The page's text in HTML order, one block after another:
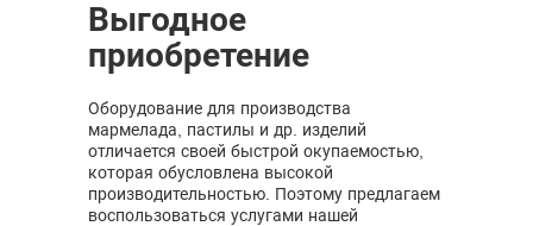
Выгодное
приобретение
Оборудование для производства
мармелада, пастилы и др. изделий
отличается своей быстрой окупаемостью,
которая обусловлена высокой
производительностью. Поэтому предлагаем
воспользоваться услугами нашей